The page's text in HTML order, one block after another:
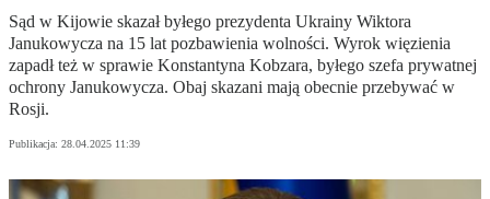
Sąd w Kijowie skazał byłego prezydenta Ukrainy Wiktora
Janukowycza na 15 lat pozbawienia wolności. Wyrok więzienia
zapadł też w sprawie Konstantyna Kobzara, byłego szefa prywatnej
ochrony Janukowycza. Obaj skazani mają obecnie przebywać w
Rosji.
Publikacja: 28.04.2025 11:39